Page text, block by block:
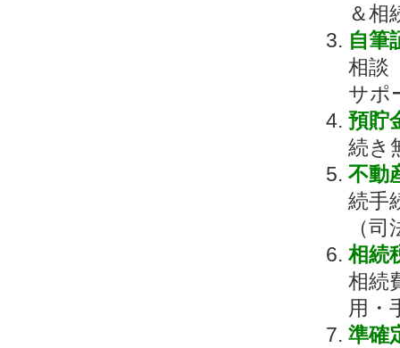
＆相
自筆
相談
サポ
預貯
続き
不動
続手
（
相続
相続
用・
準確